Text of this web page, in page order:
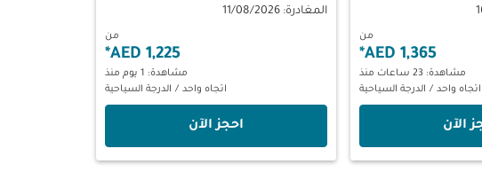
من
1,365 AED
*
مشاهدة: 23 ساعات منذ
اتجاه واحد / الدرجة السياحية
الآن‬
المغادرة: 11/08/2026
من
1,225 AED
*
مشاهدة: 1 يوم منذ
اتجاه واحد / الدرجة السياحية
‫احجز الآن‬